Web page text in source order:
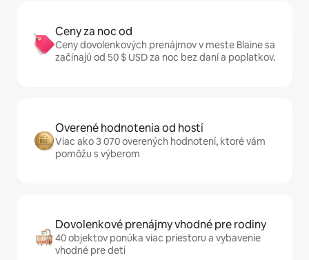
Ceny za noc od
Ceny dovolenkových prenájmov v meste Blaine sa
začínajú od 50 $ USD za noc bez daní a poplatkov.
Overené hodnotenia od hostí
Viac ako 3 070 overených hodnotení, ktoré vám
pomôžu s výberom
Dovolenkové prenájmy vhodné pre rodiny
40 objektov ponúka viac priestoru a vybavenie
vhodné pre deti